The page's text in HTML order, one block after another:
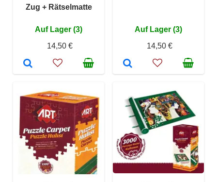
Zug + Rätselmatte
Auf Lager (3)
14,50 €
Auf Lager (3)
14,50 €